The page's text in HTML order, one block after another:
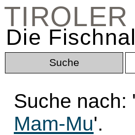
Die
Suche
Suche nach: '
Mam-Mu'.